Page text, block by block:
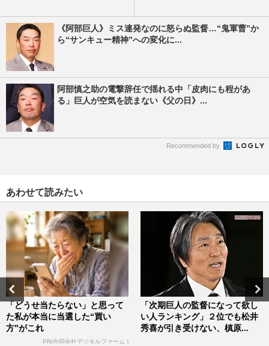
《阿部巨人》ミス連発なのに怒らぬ監督…“鬼軍曹”か
ら“サンキュー精神”への変化に...
阿部慎之助の電撃辞任で揺れる中「皮肉にも程があ
る」巨人が空気を読まない《父の日》...
Recommended by
あわせて読みたい
「どうせ当たらない」と思って
た私が本当に当選した“買い
方”がこれ
PR(合同会社デジタルファーム )
「次期巨人の監督になって欲し
い人ランキング」２位でも松井
秀喜が引き受けない、槙原...